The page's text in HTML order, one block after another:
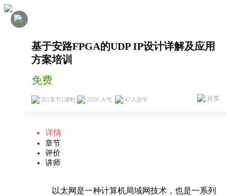
基于安路FPGA的UDP IP设计详解及应用
方案培训
分享
免费
共1章节1课时 2636 人气 47 人在学
详情
章节
评价
讲师
以太网是一种计算机局域网技术，也是一系列